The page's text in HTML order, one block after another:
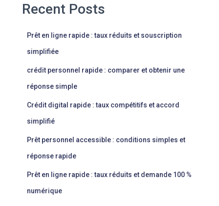
Recent Posts
Prêt en ligne rapide : taux réduits et souscription
simplifiée
crédit personnel rapide : comparer et obtenir une
réponse simple
Crédit digital rapide : taux compétitifs et accord
simplifié
Prêt personnel accessible : conditions simples et
réponse rapide
Prêt en ligne rapide : taux réduits et demande 100 %
numérique